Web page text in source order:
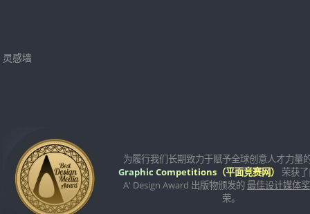
灵感墙
为履行我们长期致力于赋予全球创意人才力量
Graphic Competitions（平面竞赛网）
荣获
A' Design Award 出版物颁发的最佳设计媒体奖
荣。